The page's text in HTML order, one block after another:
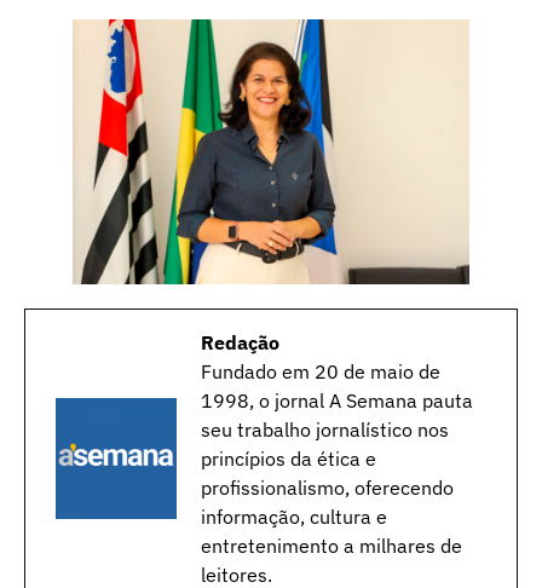
Redação
Fundado em 20 de maio de
1998, o jornal A Semana pauta
seu trabalho jornalístico nos
princípios da ética e
profissionalismo, oferecendo
informação, cultura e
entretenimento a milhares de
leitores.